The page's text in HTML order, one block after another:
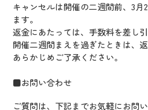
キャンセルは開催の二週間前、3月
ます。
返金にあたっては、手数料を差し
開催二週間まえを過ぎたときは、
あらかじめご了承ください。
■お問い合わせ
ご質問は、下記までお気軽にお問